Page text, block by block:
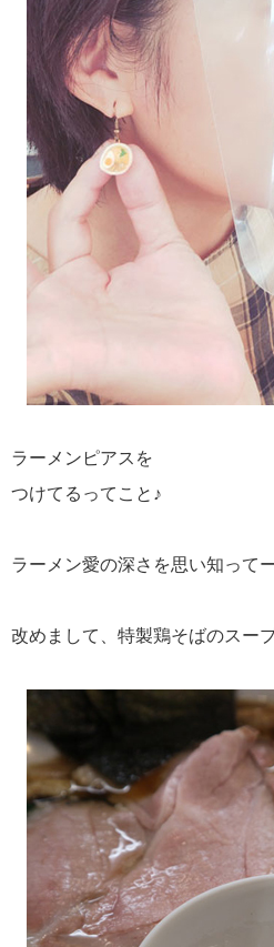
ラーメンピアスを
つけてるってこと♪
ラーメン愛の深さを思い知って
改めまして、特製鶏そばのスー